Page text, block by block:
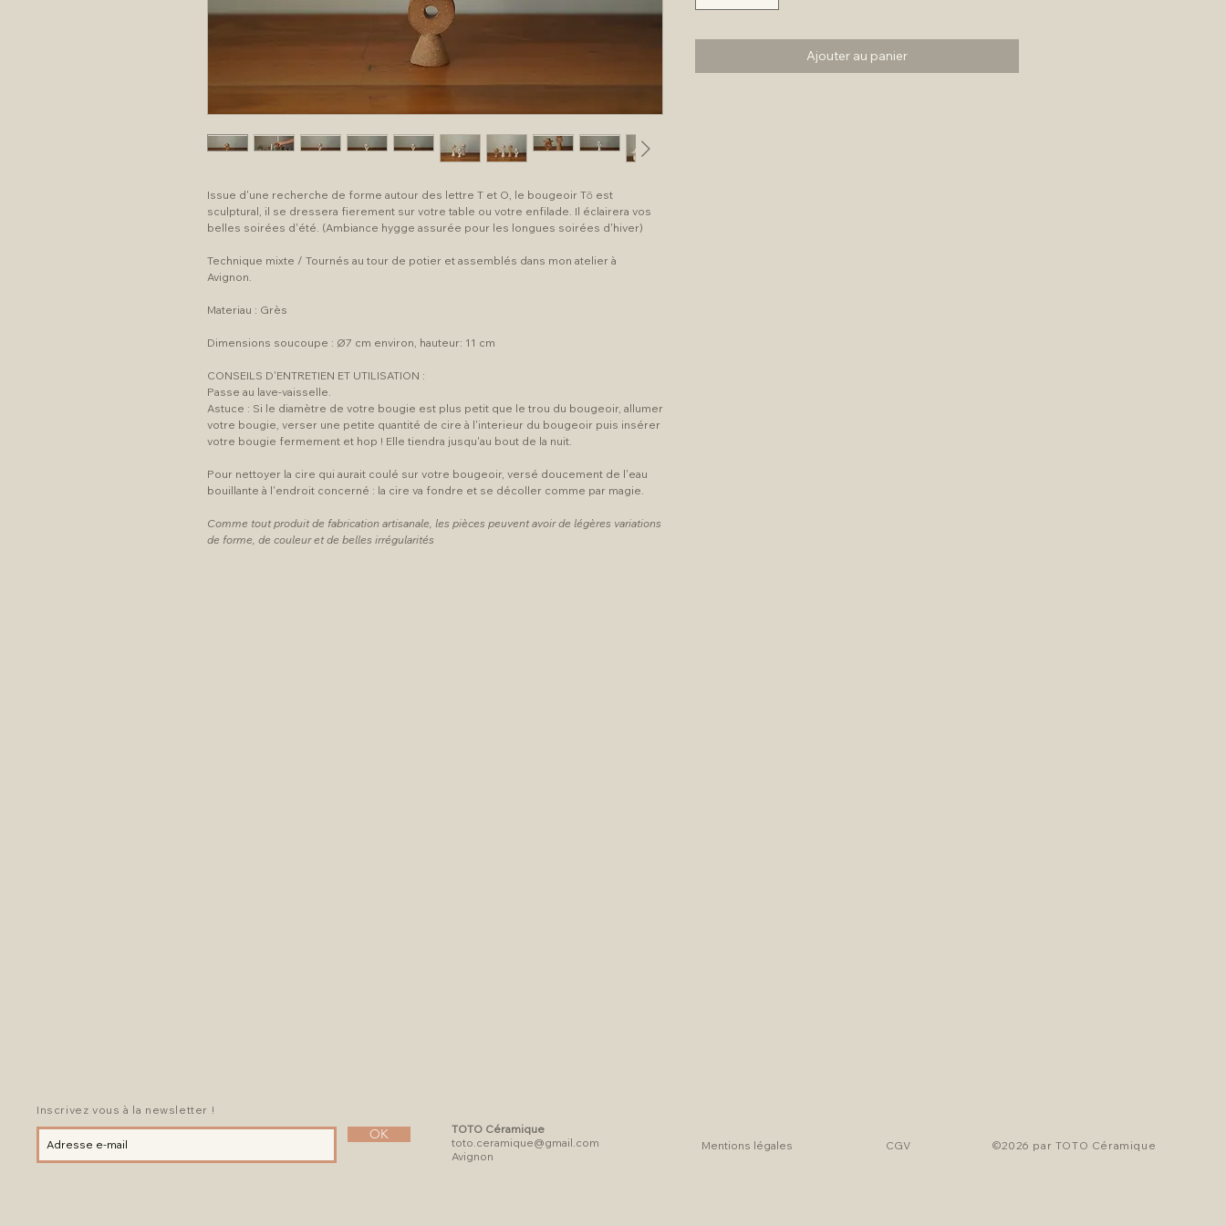
Issue d'une recherche de forme autour des lettre T et O, le bougeoir Tō est
sculptural, il se dressera fierement sur votre table ou votre enfilade. Il éclairera vos
belles soirées d'été. (Ambiance hygge assurée pour les longues soirées d'hiver)
Technique mixte / Tournés au tour de potier et assemblés dans mon atelier à
Avignon.
Materiau : Grès
Dimensions soucoupe : Ø7 cm environ, hauteur: 11 cm
CONSEILS D'ENTRETIEN ET UTILISATION :
Passe au lave-vaisselle.
Astuce : Si le diamètre de votre bougie est plus petit que le trou du bougeoir, allumer
votre bougie, verser une petite quantité de cire à l'interieur du bougeoir puis insérer
votre bougie fermement et hop ! Elle tiendra jusqu'au bout de la nuit.
Pour nettoyer la cire qui aurait coulé sur votre bougeoir, versé doucement de l'eau
bouillante à l'endroit concerné : la cire va fondre et se décoller comme par magie.
Comme tout produit de fabrication artisanale, les pièces peuvent avoir de légères variations
de forme, de couleur et de belles irrégularités
Ajouter au panier
Inscrivez vous à la newsletter !
OK
TOTO Céramique
toto.ceramique@gmail.com
Avignon
Mentions légales CGV ©2026 par TOTO Céramique